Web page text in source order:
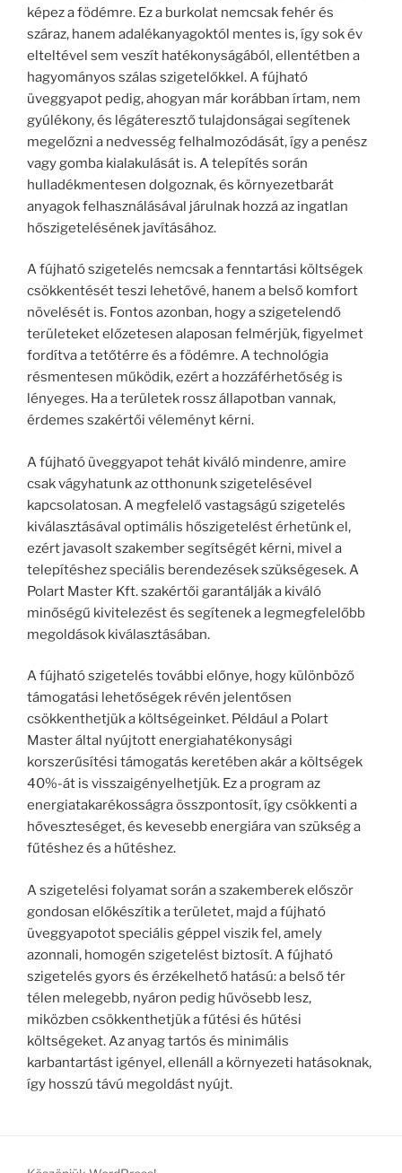
képez a födémre. Ez a burkolat nemcsak fehér és
száraz, hanem adalékanyagoktól mentes is, így sok év
elteltével sem veszít hatékonyságából, ellentétben a
hagyományos szálas szigetelőkkel. A fújható
üveggyapot pedig, ahogyan már korábban írtam, nem
gyúlékony, és légáteresztő tulajdonságai segítenek
megelőzni a nedvesség felhalmozódását, így a penész
vagy gomba kialakulását is. A telepítés során
hulladékmentesen dolgoznak, és környezetbarát
anyagok felhasználásával járulnak hozzá az ingatlan
hőszigetelésének javításához.
A fújható szigetelés nemcsak a fenntartási költségek
csökkentését teszi lehetővé, hanem a belső komfort
növelését is. Fontos azonban, hogy a szigetelendő
területeket előzetesen alaposan felmérjük, figyelmet
fordítva a tetőtérre és a födémre. A technológia
résmentesen működik, ezért a hozzáférhetőség is
lényeges. Ha a területek rossz állapotban vannak,
érdemes szakértői véleményt kérni.
A fújható üveggyapot tehát kiváló mindenre, amire
csak vágyhatunk az otthonunk szigetelésével
kapcsolatosan. A megfelelő vastagságú szigetelés
kiválasztásával optimális hőszigetelést érhetünk el,
ezért javasolt szakember segítségét kérni, mivel a
telepítéshez speciális berendezések szükségesek. A
Polart Master Kft. szakértői garantálják a kiváló
minőségű kivitelezést és segítenek a legmegfelelőbb
megoldások kiválasztásában.
A fújható szigetelés további előnye, hogy különböző
támogatási lehetőségek révén jelentősen
csökkenthetjük a költségeinket. Például a Polart
Master által nyújtott energiahatékonysági
korszerűsítési támogatás keretében akár a költségek
40%-át is visszaigényelhetjük. Ez a program az
energiatakarékosságra összpontosít, így csökkenti a
hőveszteséget, és kevesebb energiára van szükség a
fűtéshez és a hűtéshez.
A szigetelési folyamat során a szakemberek először
gondosan előkészítik a területet, majd a fújható
üveggyapotot speciális géppel viszik fel, amely
azonnali, homogén szigetelést biztosít. A fújható
szigetelés gyors és érzékelhető hatású: a belső tér
télen melegebb, nyáron pedig hűvösebb lesz,
miközben csökkenthetjük a fűtési és hűtési
költségeket. Az anyag tartós és minimális
karbantartást igényel, ellenáll a környezeti hatásoknak,
így hosszú távú megoldást nyújt.